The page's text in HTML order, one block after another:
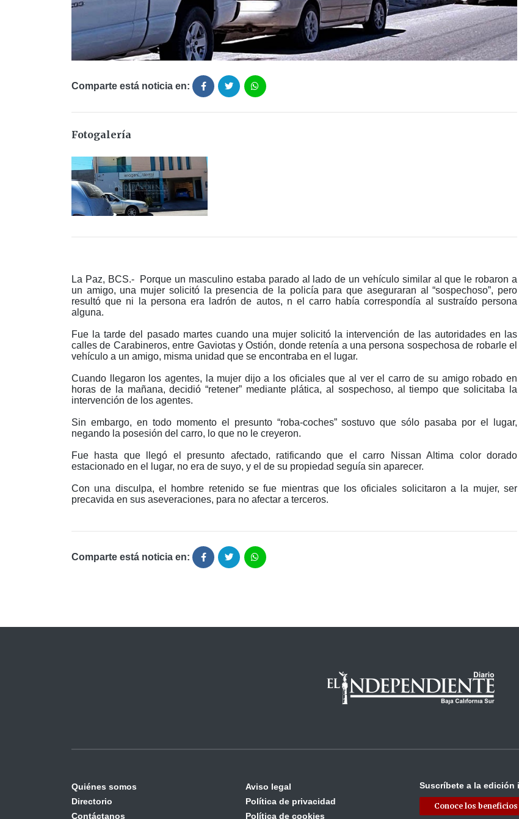
Comparte está noticia en:
Fotogalería
La Paz, BCS.- Porque un masculino estaba parado al lado de un vehículo similar al que le robaron a
un amigo, una mujer solicitó la presencia de la policía para que aseguraran al “sospechoso”, pero
resultó que ni la persona era ladrón de autos, n el carro había correspondía al sustraído persona
alguna.
Fue la tarde del pasado martes cuando una mujer solicitó la intervención de las autoridades en las
calles de Carabineros, entre Gaviotas y Ostión, donde retenía a una persona sospechosa de robarle el
vehículo a un amigo, misma unidad que se encontraba en el lugar.
Cuando llegaron los agentes, la mujer dijo a los oficiales que al ver el carro de su amigo robado en
horas de la mañana, decidió “retener” mediante plática, al sospechoso, al tiempo que solicitaba la
intervención de los agentes.
Sin embargo, en todo momento el presunto “roba-coches” sostuvo que sólo pasaba por el lugar,
negando la posesión del carro, lo que no le creyeron.
Fue hasta que llegó el presunto afectado, ratificando que el carro Nissan Altima color dorado
estacionado en el lugar, no era de suyo, y el de su propiedad seguía sin aparecer.
Con una disculpa, el hombre retenido se fue mientras que los oficiales solicitaron a la mujer, ser
precavida en sus aseveraciones, para no afectar a terceros.
Comparte está noticia en:
Quiénes somos
Directorio
Contáctanos
Aviso legal
Política de privacidad
Política de cookies
Suscríbete a la edición
Conoce los beneficios